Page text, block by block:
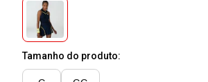
Tamanho do produto: